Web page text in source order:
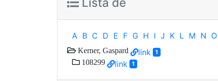
A B C D E F G H I J K L M N O
Kerner, Gaspard link 1
108299 link 1